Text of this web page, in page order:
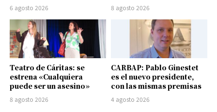
6 agosto 2026 8 agosto 2026
Teatro de Cáritas: se
estrena «Cualquiera
puede ser un asesino»
8 agosto 2026
CARBAP: Pablo Ginestet
es el nuevo presidente,
con las mismas premisas
4 agosto 2026